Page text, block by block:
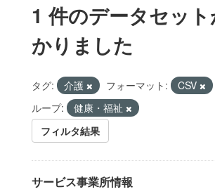
1 件のデータセッ
かりました
タグ: 介護 フォーマット: CSV
ループ:
健康・福祉
フィルタ結果
サービス事業所情報